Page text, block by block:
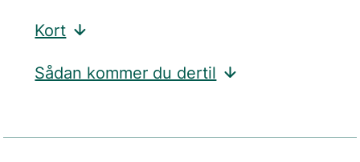
Kort
Sådan kommer du dertil